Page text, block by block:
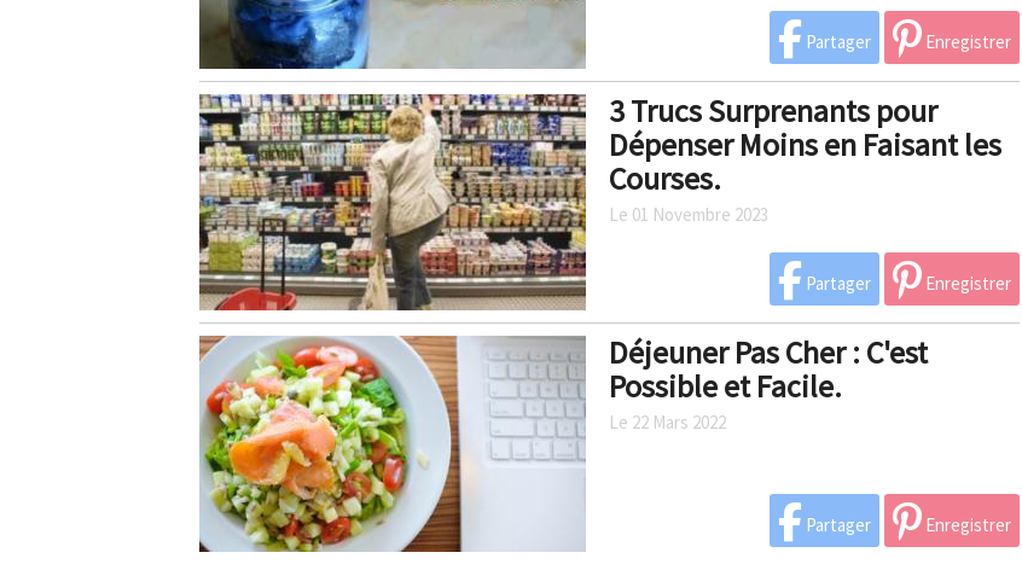
Partager Enregistrer
3 Trucs Surprenants pour
Dépenser Moins en Faisant les
Courses.
Le 01 Novembre 2023
Partager Enregistrer
Déjeuner Pas Cher : C'est
Possible et Facile.
Le 22 Mars 2022
Partager Enregistrer